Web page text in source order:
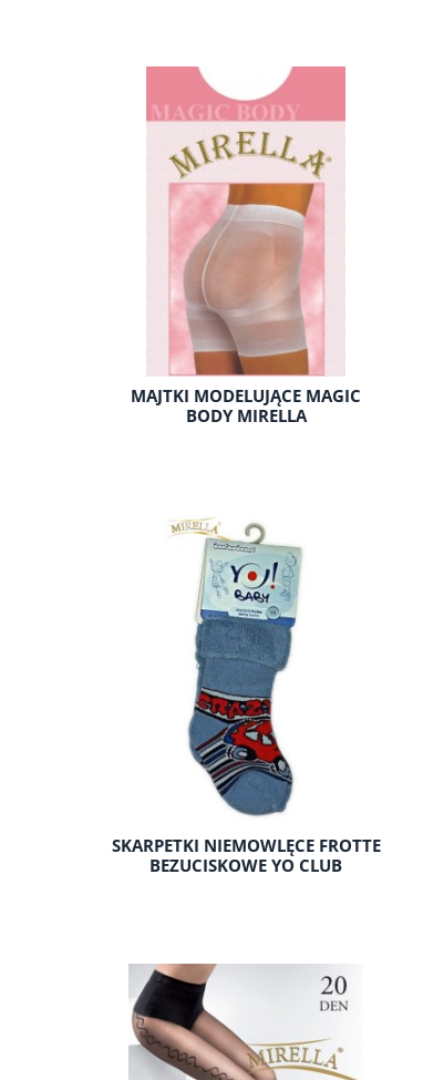
MAJTKI MODELUJĄCE MAGIC
BODY MIRELLA
SKARPETKI NIEMOWLĘCE FROTTE
BEZUCISKOWE YO CLUB